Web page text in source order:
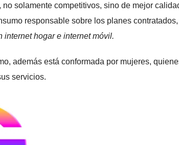
solamente competitivos, sino de mejor
responsable sobre los planes
hogar e internet móvil.
además está conformada por mujeres,
servicios.